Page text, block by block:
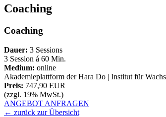
Coaching
Coaching
Dauer: 3 Sessions
3 Session á 60 Min.
Medium: online
Akademieplattform der Hara Do | Institut für
Preis: 747,90 EUR
(zzgl. 19% MwSt.)
ANGEBOT ANFRAGEN
← zurück zur Übersicht